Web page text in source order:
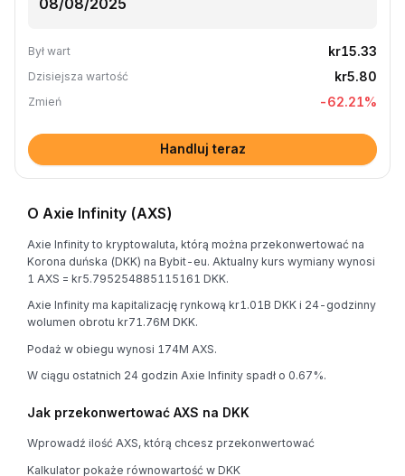
Był wart kr15.33
Dzisiejsza wartość kr5.80
Zmień -62.21%
Handluj teraz
O Axie Infinity (AXS)
Axie Infinity to kryptowaluta, którą można przekonwertować na
Korona duńska (DKK) na Bybit-eu. Aktualny kurs wymiany wynosi
1 AXS = kr5.795254885115161 DKK.
Axie Infinity ma kapitalizację rynkową kr1.01B DKK i 24-godzinny
wolumen obrotu kr71.76M DKK.
Podaż w obiegu wynosi 174M AXS.
W ciągu ostatnich 24 godzin Axie Infinity spadł o 0.67%.
Jak przekonwertować AXS na DKK
Wprowadź ilość AXS, którą chcesz przekonwertować
Kalkulator pokaże równowartość w DKK